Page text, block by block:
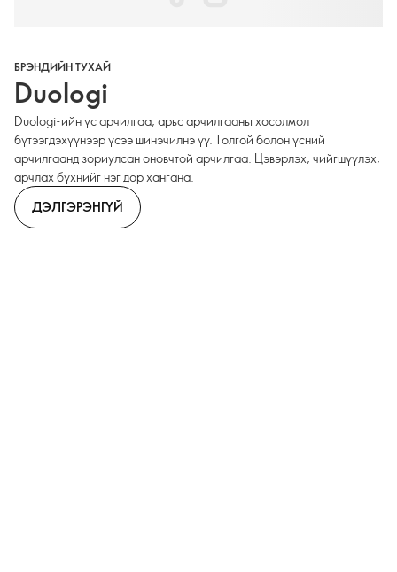
БРЭНДИЙН ТУХАЙ
Duologi
Duologi-ийн үс арчилгаа, арьс арчилгааны хосолмол
бүтээгдэхүүнээр үсээ шинэчилнэ үү. Толгой болон үсний
арчилгаанд зориулсан оновчтой арчилгаа. Цэвэрлэх, чийгшүүлэх,
арчлах бүхнийг нэг дор хангана.
ДЭЛГЭРЭНГҮЙ